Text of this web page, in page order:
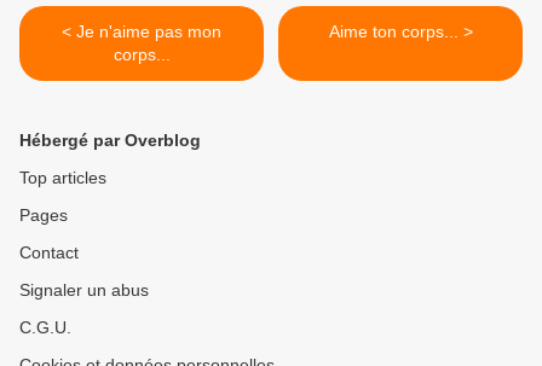
< Je n'aime pas mon
corps...
Aime ton corps... >
Hébergé par Overblog
Top articles
Pages
Contact
Signaler un abus
C.G.U.